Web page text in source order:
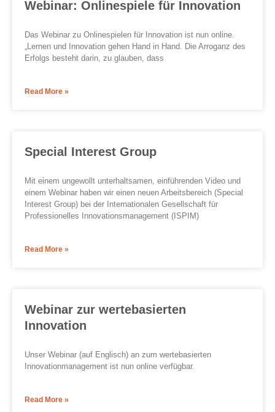
Webinar: Onlinespiele für Innovation
Das Webinar zu Onlinespielen für Innovation ist nun online.
„Lernen und Innovation gehen Hand in Hand. Die Arroganz des
Erfolgs besteht darin, zu glauben, dass
Read More »
Special Interest Group
Mit einem ungewollt unterhaltsamen, einführenden Video und
einem Webinar haben wir einen neuen Arbeitsbereich (Special
Interest Group) bei der Internationalen Gesellschaft für
Professionelles Innovationsmanagement (ISPIM)
Read More »
Webinar zur wertebasierten
Innovation
Unser Webinar (auf Englisch) an zum wertebasierten
Innovationmanagement ist nun online verfügbar.
Read More »